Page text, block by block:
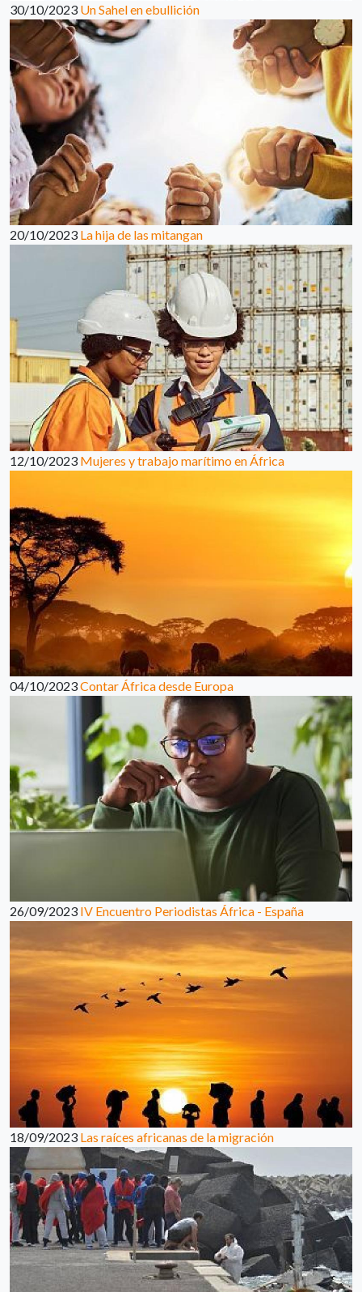
30/10/2023 Un Sahel en ebullición
20/10/2023 La hija de las mitangan
12/10/2023 Mujeres y trabajo marítimo en África
04/10/2023Contar África desde Europa
26/09/2023 IV Encuentro Periodistas África - España
18/09/2023 Las raíces africanas de la migración